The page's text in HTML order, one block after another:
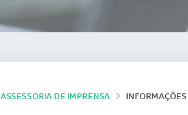
ASSESSORIA DE IMPRENSA